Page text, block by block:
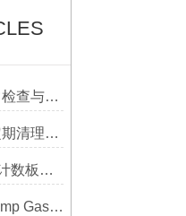
Blacoh脉冲阻尼器的日常检查与预防性维护清单
Sonic Sifter声波振动筛定期清理的重要性
如何清洁和保养Hausser计数板，避免划伤网格线？
频繁泄漏？可能是Tri-Clamp Gasket垫圈安装的这5个误区导致的